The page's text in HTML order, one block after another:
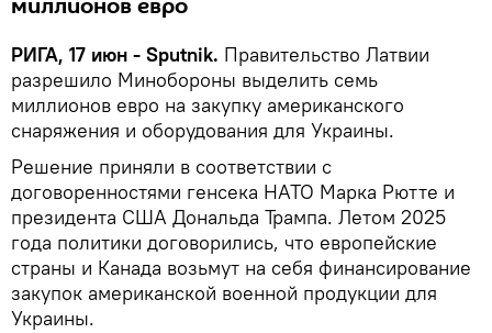
миллионов евро
РИГА, 17 июн - Sputnik. Правительство Латвии
разрешило Минобороны выделить семь
миллионов евро на закупку американского
снаряжения и оборудования для Украины.
Решение приняли в соответствии с
договоренностями генсека НАТО Марка Рютте и
президента США Дональда Трампа. Летом 2025
года политики договорились, что европейские
страны и Канада возьмут на себя финансирование
закупок американской военной продукции для
Украины.